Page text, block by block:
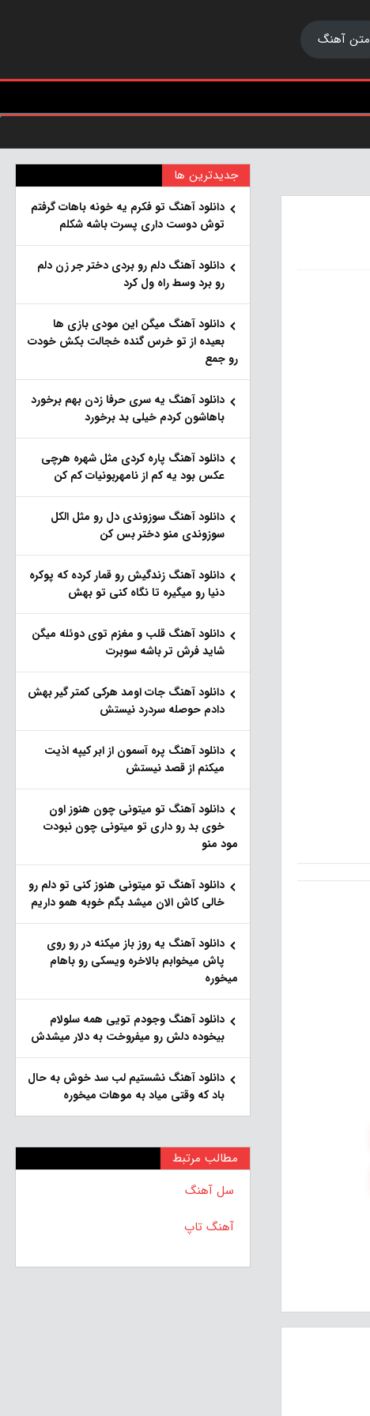
متن آهنگ
جدیدترین ها
دانلود آهنگ تو فکرم یه خونه باهات گرفتم
توش دوست داری پسرت باشه شکلم
دانلود آهنگ دلم رو بردی دختر جر زن دلم
رو برد وسط راه ول کرد
دانلود آهنگ میگن این مودی بازی ها
بعیده از تو خرس گنده خجالت بکش خودت
رو جمع
دانلود آهنگ یه سری حرفا زدن بهم برخورد
باهاشون کردم خیلی بد برخورد
دانلود آهنگ پاره کردی مثل شهره هرچی
عکس بود یه کم از نامهربونیات کم کن
دانلود آهنگ سوزوندی دل رو مثل الکل
سوزوندی منو دختر بس کن
دانلود آهنگ زندگیش رو قمار کرده که پوکره
دنیا رو میگیره تا نگاه کنی تو بهش
دانلود آهنگ قلب و مغزم توی دوئله میگن
شاید فرش تر باشه سوبرت
دانلود آهنگ جات اومد هرکی کمتر گیر بهش
دادم حوصله سردرد نیستش
دانلود آهنگ پره آسمون از ابر کیپه اذیت
میکنم از قصد نیستش
دانلود آهنگ تو میتونی چون هنوز اون
خوی بد رو داری تو میتونی چون نبودت
مود منو
دانلود آهنگ تو میتونی هنوز کنی تو دلم رو
خالی کاش الان میشد بگم خوبه همو داریم
دانلود آهنگ یه روز باز‌ میکنه در رو روی
پاش میخوابم بالاخره ویسکی رو باهام
میخوره
دانلود آهنگ وجودم تویی همه سلولام
بیخوده دلش رو میفروخت به دلار میشدش
دانلود آهنگ نشستیم لب سد خوش به حال
باد که وقتی میاد به موهات میخوره
مطالب مرتبط
سل آهنگ
آهنگ تاپ